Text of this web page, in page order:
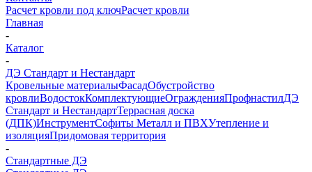
Расчет кровли под ключРасчет кровли
Главная
-
Каталог
-
ДЭ Стандарт и Нестандарт
Кровельные материалыФасадОбустройство
кровлиВодостокКомплектующиеОгражденияПрофнастилДЭ
Стандарт и НестандартТеррасная доска
(ДПК)ИнструментСофиты Металл и ПВХУтепление и
изоляцияПридомовая территория
-
Стандартные ДЭ